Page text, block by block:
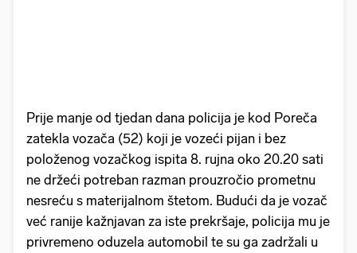
Prije manje od tjedan dana policija je kod Poreča
zatekla vozača (52) koji je vozeći pijan i bez
položenog vozačkog ispita 8. rujna oko 20.20 sati
ne držeći potreban razman prouzročio prometnu
nesreću s materijalnom štetom. Budući da je vozač
već ranije kažnjavan za iste prekršaje, policija mu je
privremeno oduzela automobil te su ga zadržali u